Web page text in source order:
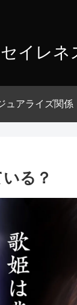
セイレネ
ュアライズ関係
る？